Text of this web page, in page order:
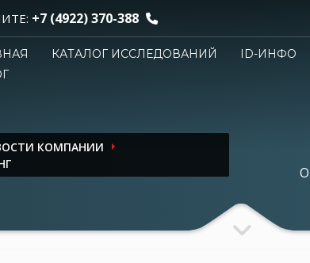
+7 (4922) 370-388
КАТАЛОГ ИССЛЕДОВАНИЙ ID-ИНФО
КОМПАНИИ